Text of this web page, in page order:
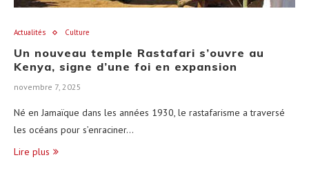
Actualités Culture
Un nouveau temple Rastafari s’ouvre au
Kenya, signe d’une foi en expansion
novembre 7, 2025
Né en Jamaïque dans les années 1930, le rastafarisme a traversé
les océans pour s’enraciner…
Lire plus